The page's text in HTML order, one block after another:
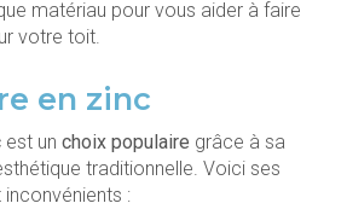
matériau pour vous aider à faire
votre toit.
en zinc
est un choix populaire grâce à sa
traditionnelle. Voici ses
: